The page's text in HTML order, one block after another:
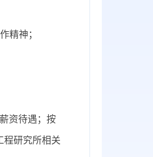
精神；
资待遇；按
程研究所相关